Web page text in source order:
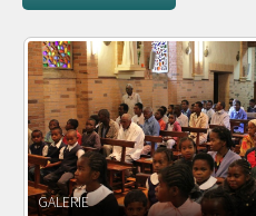
POWOŁANIE MISYJNE